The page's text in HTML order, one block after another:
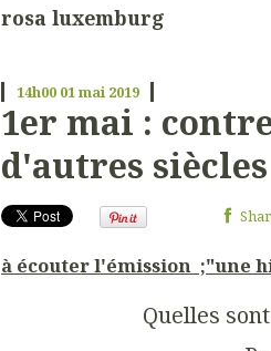
rosa luxemburg
14h00 01mai 2019
1er mai :
d'autres siècles
à écouter l'émission ;"une
Quelles